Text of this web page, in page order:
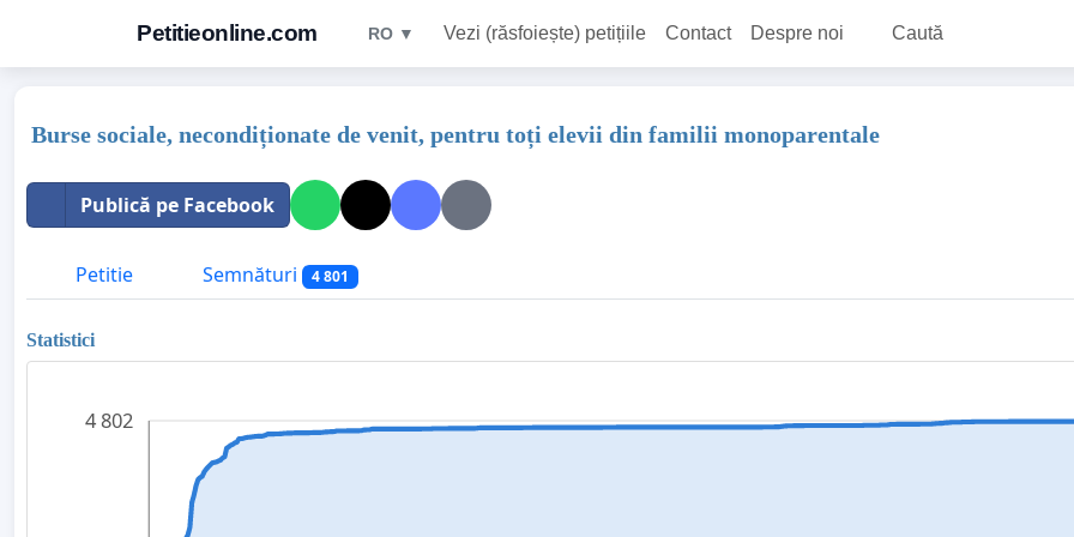
Petitieonline.com RO ▼ Vezi (răsfoiește) petițiile Contact Despre noi Caută
Burse sociale, necondiționate de venit, pentru toți elevii din familii monoparentale
Publică pe Facebook
Petitie Semnături 4 801
Statistici
4 802